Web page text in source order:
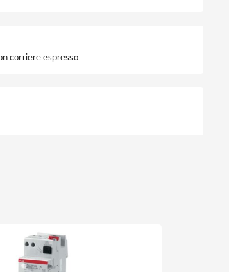
corriere espresso